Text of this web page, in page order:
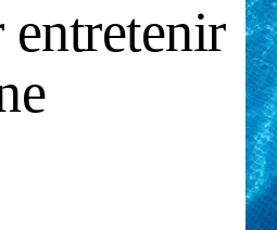
entretenir